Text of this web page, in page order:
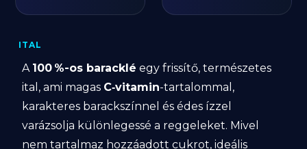
ITAL
A 100 %-os baracklé egy frissítő, természetes
ital, ami magas C‑vitamin-tartalommal,
karakteres barackszínnel és édes ízzel
varázsolja különlegessé a reggeleket. Mivel
nem tartalmaz hozzáadott cukrot, ideális